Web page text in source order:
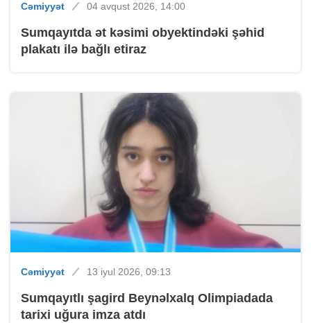
Cəmiyyət 04 avqust 2026, 14:00
Sumqayıtda ət kəsimi obyektindəki şəhid
plakatı ilə bağlı etiraz
Cəmiyyət 13 iyul 2026, 09:13
Sumqayıtlı şagird Beynəlxalq Olimpiadada
tarixi uğura imza atdı